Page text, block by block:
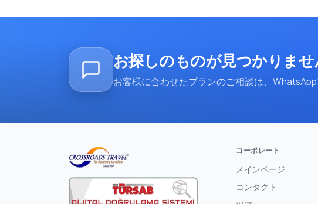
お探しのものが見つかりま
お客様に合わせたプランのご相談は、
コーポレート
メインページ
コンタクト